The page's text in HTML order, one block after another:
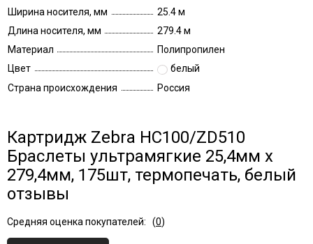
Ширина носителя, мм
25.4 м
Длина носителя, мм
279.4 м
Материал
Полипропилен
Цвет
белый
Страна происхождения
Россия
Картридж Zebra HC100/ZD510
Браслеты ультрамягкие 25,4мм x
279,4мм, 175шт, термопечать, белый
отзывы
Средняя оценка покупателей: (0)